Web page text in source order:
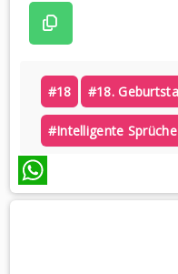
#18 #18.
#intelligente
WhatsApp